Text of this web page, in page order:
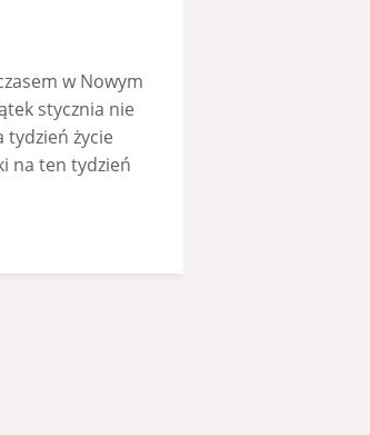
w Nowym
stycznia nie
tydzień życie
na ten tydzień